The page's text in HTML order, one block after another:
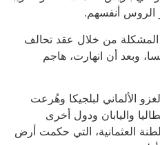
الروس أنفسهم.
تلك المشكلة من خلال عقد تحالف
وبعد أن انهارت، هاجم
عام 1914 من الغزو الألماني لبلجيكا وهُرعت
واليابان ودول أخرى
العثمانية، التي حكمت أرض